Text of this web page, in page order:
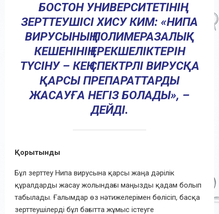
БОСТОН УНИВЕРСИТЕТІНІҢ
ЗЕРТТЕУШІСІ ХИСУ КИМ: «НИПА
ВИРУСЫНЫҢ ПОЛИМЕРАЗАЛЫҚ
КЕШЕНІНІҢ ЕРЕКШЕЛІКТЕРІН
ТҮСІНУ – КЕҢ СПЕКТРЛІ ВИРУСҚА
ҚАРСЫ ПРЕПАРАТТАРДЫ
ЖАСАУҒА НЕГІЗ БОЛАДЫ», –
ДЕЙДІ.
Қорытынды
Бұл зерттеу Нипа вирусына қарсы жаңа дәрілік
құралдарды жасау жолындағы маңызды қадам болып
табылады. Ғалымдар өз нәтижелерімен бөлісіп, басқа
зерттеушілерді бұл бағытта жұмыс істеуге